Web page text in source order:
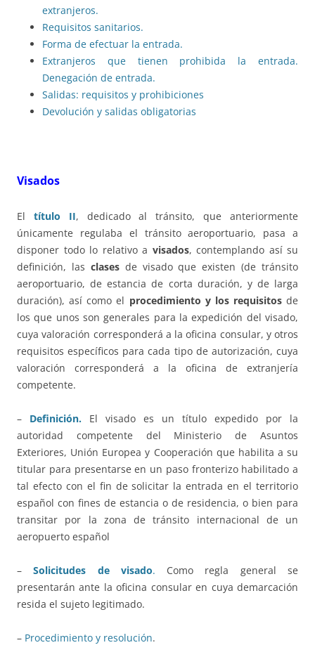
extranjeros.
Requisitos sanitarios.
Forma de efectuar la entrada.
Extranjeros que tienen prohibida la entrada.
Denegación de entrada.
Salidas: requisitos y prohibiciones
Devolución y salidas obligatorias
Visados
El título II, dedicado al tránsito, que anteriormente
únicamente regulaba el tránsito aeroportuario, pasa a
disponer todo lo relativo a visados, contemplando así su
definición, las clasesde visado que existen (de tránsito
aeroportuario, de estancia de corta duración, y de larga
duración), así como el procedimiento y los requisitosde
los que unos son generales para la expedición del visado,
cuya valoración corresponderá a la oficina consular, y otros
requisitos específicos para cada tipo de autorización, cuya
valoración corresponderá a la oficina de extranjería
competente.
– Definición. El visado es un título expedido por la
autoridad competente del Ministerio de Asuntos
Exteriores, Unión Europea y Cooperación que habilita a su
titular para presentarse en un paso fronterizo habilitado a
tal efecto con el fin de solicitar la entrada en el territorio
español con fines de estancia o de residencia, o bien para
transitar por la zona de tránsito internacional de un
aeropuerto español
–Solicitudes de visado. Como regla general se
presentarán ante la oficina consular en cuya demarcación
resida el sujeto legitimado.
– Procedimiento y resolución.